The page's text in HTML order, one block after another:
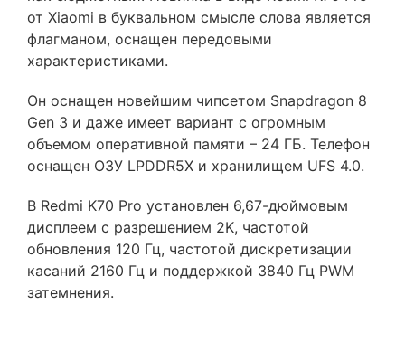
от Xiaomi в буквальном смысле слова является
флагманом, оснащен передовыми
характеристиками.
Он оснащен новейшим чипсетом Snapdragon 8
Gen 3 и даже имеет вариант с огромным
объемом оперативной памяти – 24 ГБ. Телефон
оснащен ОЗУ LPDDR5X и хранилищем UFS 4.0.
В Redmi K70 Pro установлен 6,67-дюймовым
дисплеем с разрешением 2K, частотой
обновления 120 Гц, частотой дискретизации
касаний 2160 Гц и поддержкой 3840 Гц PWM
затемнения.